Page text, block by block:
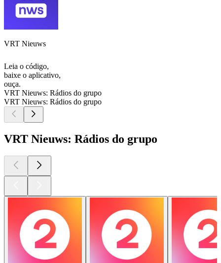
VRT Nieuws
Leia o código,
baixe o aplicativo,
ouça.
VRT Nieuws: Rádios do grupo
VRT Nieuws: Rádios do grupo
VRT Nieuws: Rádios do grupo